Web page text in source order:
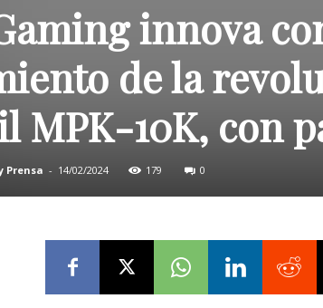
innova
de la
MPK-10K, con
Prensa - 14/02/2024 179 0